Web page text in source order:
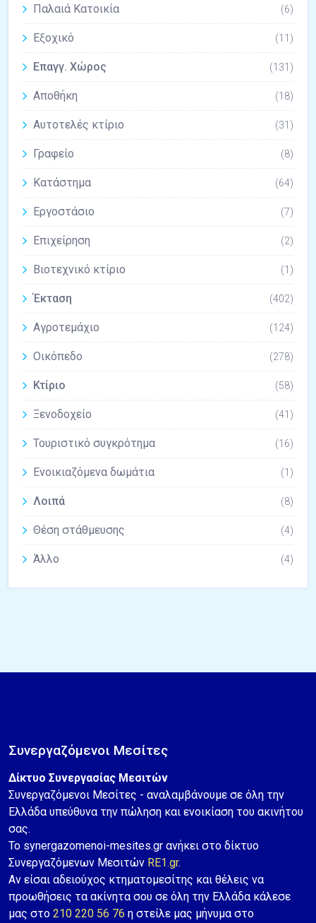
Παλαιά Κατοικία (6)
Εξοχικό (11)
Επαγγ. Χώρος (131)
Αποθήκη (18)
Αυτοτελές κτίριο (31)
Γραφείο (8)
Κατάστημα (64)
Εργοστάσιο (7)
Επιχείρηση (2)
Βιοτεχνικό κτίριο (1)
Έκταση (402)
Αγροτεμάχιο (124)
Οικόπεδο (278)
Κτίριο (58)
Ξενοδοχείο (41)
Τουριστικό συγκρότημα (16)
Ενοικιαζόμενα δωμάτια (1)
Λοιπά (8)
Θέση στάθμευσης (4)
Άλλο (4)
Συνεργαζόμενοι Μεσίτες
Δίκτυο Συνεργασίας Μεσιτών
Συνεργαζόμενοι Μεσίτες - αναλαμβάνουμε σε όλη την
Ελλάδα υπεύθυνα την πώληση και ενοικίαση του ακινήτου
σας.
Το synergazomenoi-mesites.gr ανήκει στο δίκτυο
Συνεργαζόμενων Μεσιτών RE1.gr.
Αν είσαι αδειούχος κτηματομεσίτης και θέλεις να
προωθήσεις τα ακίνητα σου σε όλη την Ελλάδα κάλεσε
μας στο 210 220 56 76 η στείλε μας μήνυμα στο